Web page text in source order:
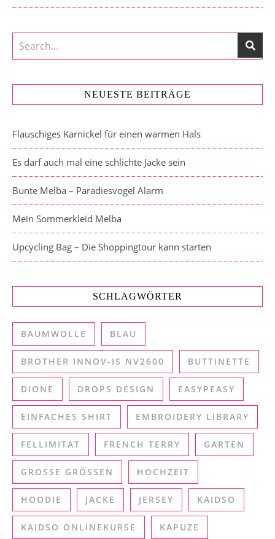
NEUESTE BEITRÄGE
Flauschiges Karnickel für einen warmen Hals
Es darf auch mal eine schlichte Jacke sein
Bunte Melba – Paradiesvogel Alarm
Mein Sommerkleid Melba
Upcycling Bag – Die Shoppingtour kann starten
SCHLAGWÖRTER
BAUMWOLLE BLAU
BROTHER INNOV-IS NV2600 BUTTINETTE
DIONE DROPS DESIGN EASYPEASY
EINFACHES SHIRT EMBROIDERY LIBRARY
FELLIMITAT FRENCH TERRY GARTEN
GROSSE GRÖSSEN HOCHZEIT
HOODIE JACKE JERSEY KAIDSO
KAIDSO ONLINEKURSE KAPUZE